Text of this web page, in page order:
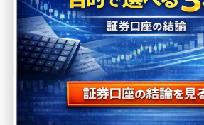
クレジットカード︰ライフカード
クレジットカード︰ロフトカード
クレジットカード︰三井ショッピン
ゾン》